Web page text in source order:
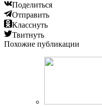
Поделиться
Отправить
Класснуть
Твитнуть
Похожие публикации